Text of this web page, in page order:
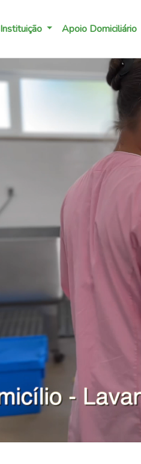
Instituição Apoio Domiciliário